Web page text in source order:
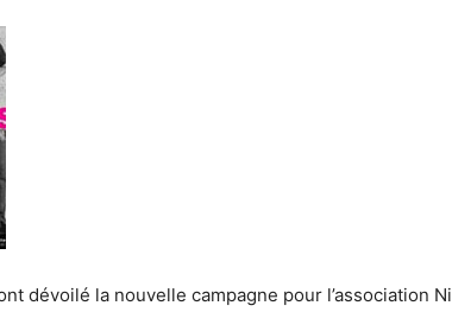
dévoilé la nouvelle campagne pour l’association Ni